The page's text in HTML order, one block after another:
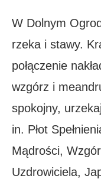
W Dolnym
rzeka i stawy.
połączenie
wzgórz i
spokojny,
in. Płot
Mądrości,
Uzdrowiciela,